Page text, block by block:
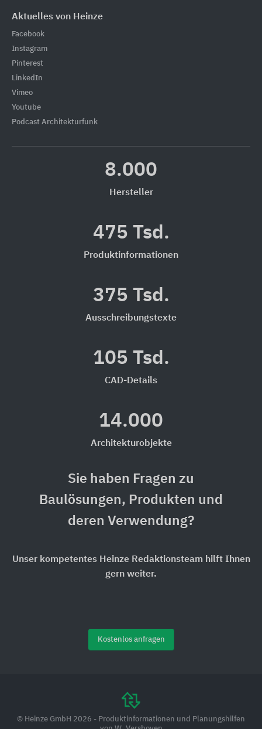
Aktuelles von Heinze
Facebook
Instagram
Pinterest
LinkedIn
Vimeo
Youtube
Podcast Architekturfunk
8.000
Hersteller
475 Tsd.
Produktinformationen
375 Tsd.
Ausschreibungstexte
105 Tsd.
CAD-Details
14.000
Architekturobjekte
Sie haben Fragen zu
Baulösungen, Produkten und
deren Verwendung?
Unser kompetentes Heinze Redaktionsteam hilft Ihnen
gern weiter.
Kostenlos anfragen
© Heinze GmbH 2026 - Produktinformationen und Planungshilfen